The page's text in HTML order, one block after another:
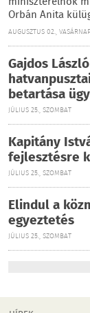
Orbán Anita
AUGUSZTUS 02.,
Gajdos
betartása
JÚLIUS 25., SZOMBAT
Kapitány
fejlesztésre
JÚLIUS 25., SZOMBAT
Elindul a
egyeztetés
JÚLIUS 25., SZOMBAT